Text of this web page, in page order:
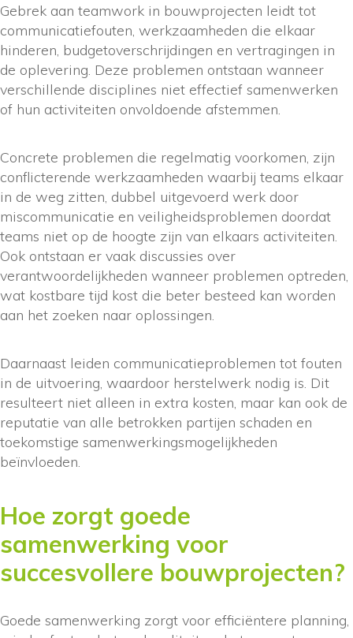
Gebrek aan teamwork in bouwprojecten leidt tot
communicatiefouten, werkzaamheden die elkaar
hinderen, budgetoverschrijdingen en vertragingen in
de oplevering. Deze problemen ontstaan wanneer
verschillende disciplines niet effectief samenwerken
of hun activiteiten onvoldoende afstemmen.
Concrete problemen die regelmatig voorkomen, zijn
conflicterende werkzaamheden waarbij teams elkaar
in de weg zitten, dubbel uitgevoerd werk door
miscommunicatie en veiligheidsproblemen doordat
teams niet op de hoogte zijn van elkaars activiteiten.
Ook ontstaan er vaak discussies over
verantwoordelijkheden wanneer problemen optreden,
wat kostbare tijd kost die beter besteed kan worden
aan het zoeken naar oplossingen.
Daarnaast leiden communicatieproblemen tot fouten
in de uitvoering, waardoor herstelwerk nodig is. Dit
resulteert niet alleen in extra kosten, maar kan ook de
reputatie van alle betrokken partijen schaden en
toekomstige samenwerkingsmogelijkheden
beïnvloeden.
Hoe zorgt goede
samenwerking voor
succesvollere bouwprojecten?
Goede samenwerking zorgt voor efficiëntere planning,